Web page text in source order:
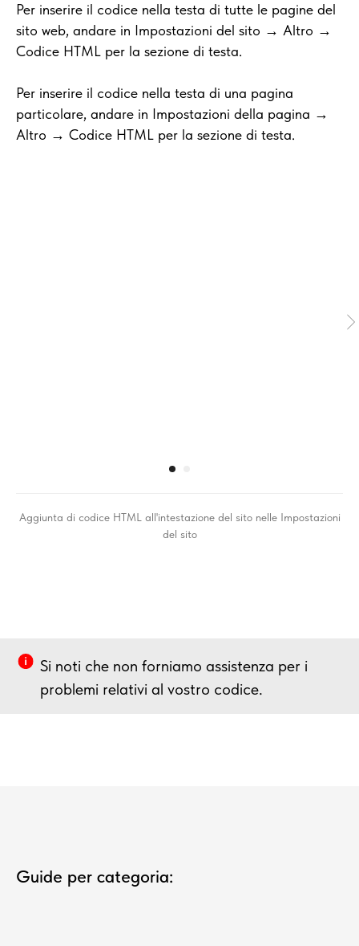
Per inserire il codice nella testa di tutte le pagine del
sito web, andare in Impostazioni del sito → Altro →
Codice HTML per la sezione di testa.
Per inserire il codice nella testa di una pagina
particolare, andare in Impostazioni della pagina →
Altro → Codice HTML per la sezione di testa.
Aggiunta di codice HTML all'intestazione del sito nelle Impostazioni
del sito
Si noti che non forniamo assistenza per i
problemi relativi al vostro codice.
Guide per categoria: